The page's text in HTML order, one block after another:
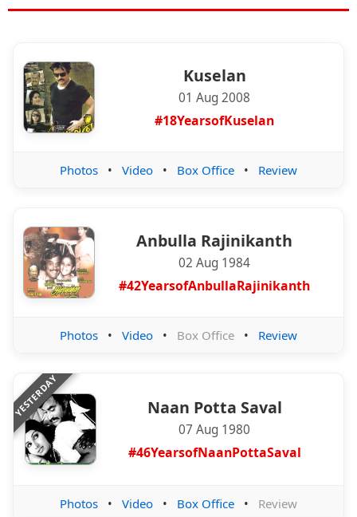
Kuselan
01 Aug 2008
#18YearsofKuselan
Photos • Video • Box Office • Review
Anbulla Rajinikanth
02 Aug 1984
#42YearsofAnbullaRajinikanth
Photos • Video • Box Office • Review
YESTERDAY Naan Potta Saval
07 Aug 1980
#46YearsofNaanPottaSaval
Photos • Video • Box Office • Review